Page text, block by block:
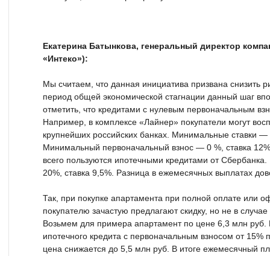
Екатерина Батынкова, генеральный директор
«Интеко»):
Мы считаем, что данная инициатива призвана снизить
период общей экономической стагнации данный шаг
отметить, что кредитами с нулевым первоначальным
Например, в комплексе «Лайнер» покупатели могут
крупнейших российских банках. Минимальные ставки
Минимальный первоначальный взнос — 0 %, ставка
всего пользуются ипотечными кредитами от
20%, ставка 9,5%. Разница в ежемесячных выплатах
Так, при покупке апартамента при полной оплате или
покупателю зачастую предлагают скидку, но не в
Возьмем для примера апартамент по цене 6,3 млн
ипотечного кредита с первоначальным взносом от 15%
цена снижается до 5,5 млн руб. В итоге ежемесячный